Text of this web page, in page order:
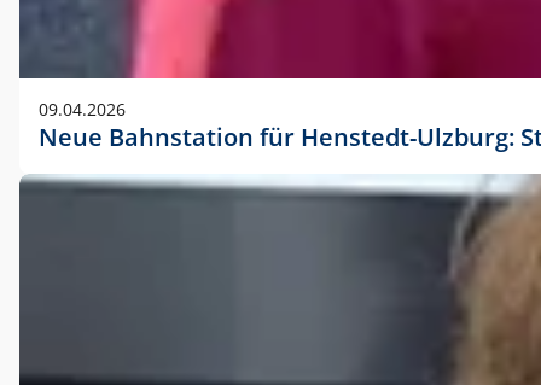
09.04.2026
Neue Bahnstation für Henstedt-Ulzburg: